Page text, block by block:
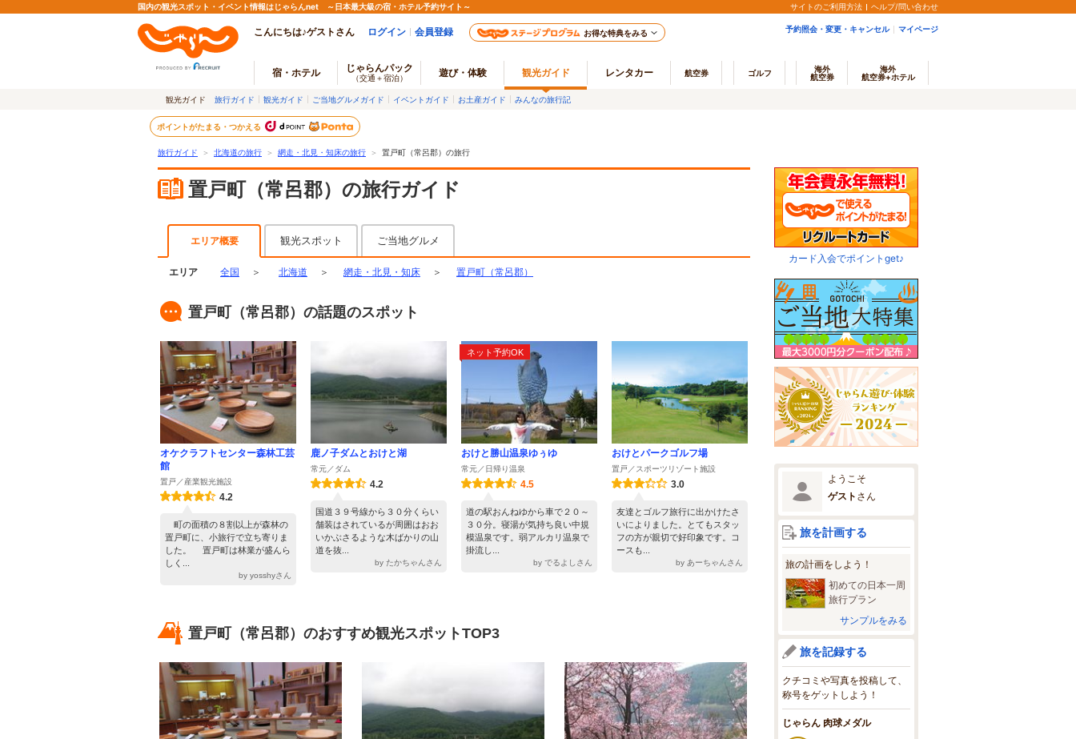
国内の観光スポット・イベント情報はじゃらんnet ～日本最大級の宿・ホテル予約サイト～ サイトのご利用方法 ヘルプ/問い合わせ
こんにちは♪ゲストさん ログイン 会員登録 お得な特典をみる 予約照会・変更・キャンセル マイページ
宿・ホテル じゃらんパック
（交通＋宿泊） 遊び・体験 観光ガイド レンタカー 航空券 ゴルフ
海外
航空券
海外
航空券+ホテル
観光ガイド 旅行ガイド 観光ガイド ご当地グルメガイド イベントガイド お土産ガイド みんなの旅行記
ポイントがたまる・つかえる
旅行ガイド ＞ 北海道の旅行 ＞ 網走・北見・知床の旅行 ＞ 置戸町（常呂郡）の旅行
置戸町（常呂郡）の旅行ガイド
エリア概要 観光スポット ご当地グルメ
エリア 全国 ＞ 北海道 ＞ 網走・北見・知床 ＞ 置戸町（常呂郡）
置戸町（常呂郡）の話題のスポット
オケクラフトセンター森林工芸
館
置戸／産業観光施設
4.2
町の面積の８割以上が森林の
置戸町に、小旅行で立ち寄りま
した。 置戸町は林業が盛んら
しく...
by yosshyさん
鹿ノ子ダムとおけと湖
常元／ダム
4.2
国道３９号線から３０分くらい
舗装はされているが周囲はおお
いかぶさるような木ばかりの山
道を抜...
by たかちゃんさん
ネット予約OK
おけと勝山温泉ゆぅゆ
常元／日帰り温泉
4.5
道の駅おんねゆから車で２０～
３０分。寝湯が気持ち良い中規
模温泉です。弱アルカリ温泉で
掛流し...
by でるよしさん
おけとパークゴルフ場
置戸／スポーツリゾート施設
3.0
友達とゴルフ旅行に出かけたさ
いによりました。とてもスタッ
フの方が親切で好印象です。コ
ースも...
by あーちゃんさん
置戸町（常呂郡）のおすすめ観光スポットTOP3
カード入会でポイントget♪
ようこそ
ゲスト さん
旅を計画する
旅の計画をしよう！
初めての日本一周
旅行プラン
サンプルをみる
旅を記録する
クチコミや写真を投稿して、
称号をゲットしよう！
じゃらん 肉球メダル